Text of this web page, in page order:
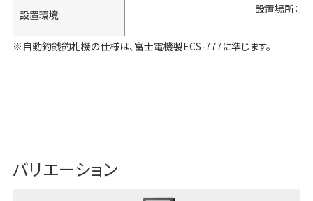
設置環境
設置場所：
※自動釣銭釣札機の仕様は、富士電機製ECS-777に準じます。
バリエーション